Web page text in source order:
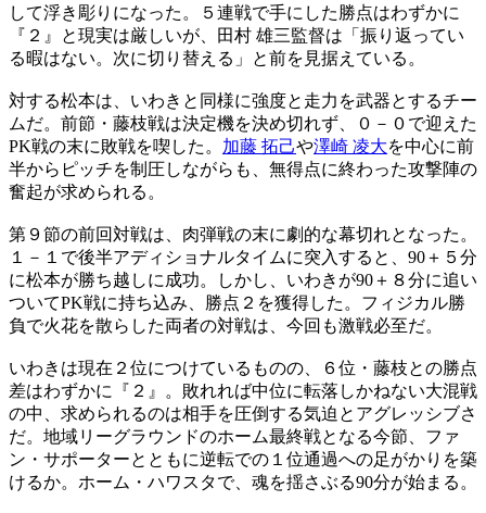
して浮き彫りになった。５連戦で手にした勝点はわずかに
『２』と現実は厳しいが、田村 雄三監督は「振り返ってい
る暇はない。次に切り替える」と前を見据えている。
対する松本は、いわきと同様に強度と走力を武器とするチー
ムだ。前節・藤枝戦は決定機を決め切れず、０－０で迎えた
PK戦の末に敗戦を喫した。 加藤 拓己や澤崎 凌大を中心に前
半からピッチを制圧しながらも、無得点に終わった攻撃陣の
奮起が求められる。
第９節の前回対戦は、肉弾戦の末に劇的な幕切れとなった。
１－１で後半アディショナルタイムに突入すると、90＋５分
に松本が勝ち越しに成功。しかし、いわきが90＋８分に追い
ついてPK戦に持ち込み、勝点２を獲得した。フィジカル勝
負で火花を散らした両者の対戦は、今回も激戦必至だ。
いわきは現在２位につけているものの、６位・藤枝との勝点
差はわずかに『２』。敗れれば中位に転落しかねない大混戦
の中、求められるのは相手を圧倒する気迫とアグレッシブさ
だ。地域リーグラウンドのホーム最終戦となる今節、ファ
ン・サポーターとともに逆転での１位通過への足がかりを築
けるか。ホーム・ハワスタで、魂を揺さぶる90分が始まる。